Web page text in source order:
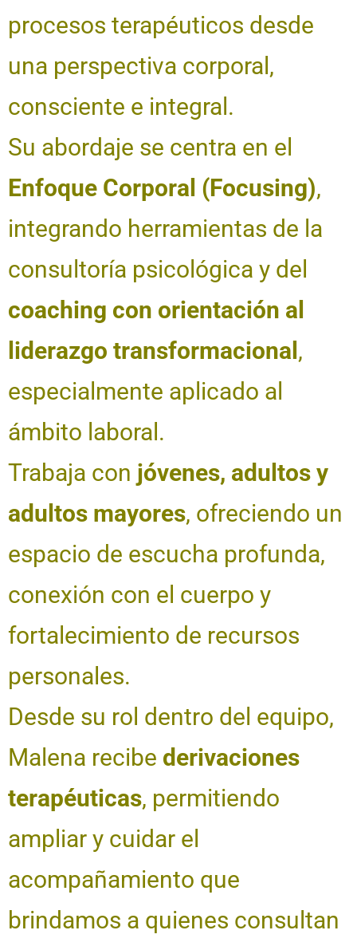
procesos terapéuticos desde
una perspectiva corporal,
consciente e integral.
Su abordaje se centra en el
Enfoque Corporal (Focusing),
integrando herramientas de la
consultoría psicológica y del
coaching con orientación al
liderazgo transformacional ,
especialmente aplicado al
ámbito laboral.
Trabaja con jóvenes, adultos y
adultos mayores, ofreciendo un
espacio de escucha profunda,
conexión con el cuerpo y
fortalecimiento de recursos
personales.
Desde su rol dentro del equipo,
Malena recibe derivaciones
terapéuticas, permitiendo
ampliar y cuidar el
acompañamiento que
brindamos a quienes consultan